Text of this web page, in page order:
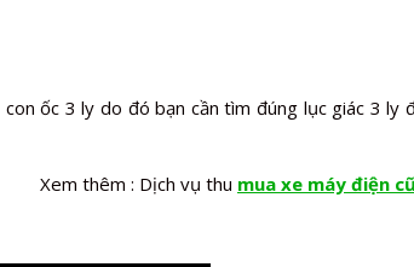
ốc 3 ly do đó bạn cần tìm đúng lục giác 3
Xem thêm : Dịch vụ thu mua xe máy điện cũ